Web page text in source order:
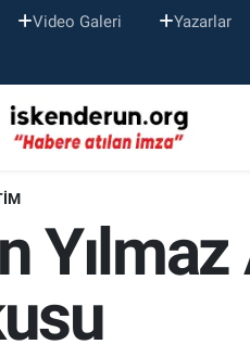
Video Galeri Yazarlar